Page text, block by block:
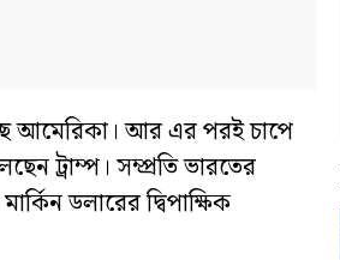
আমেরিকা। আর এর পরই চাপে
ট্রাম্প। সম্প্রতি ভারতের
ডলারের দ্বিপাক্ষিক